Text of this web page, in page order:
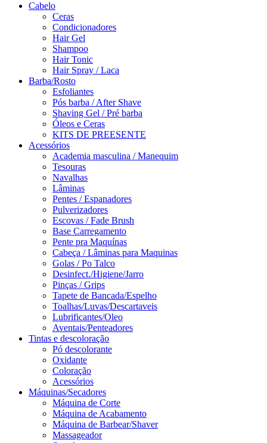
Cabelo
Ceras
Condicionadores
Hair Gel
Shampoo
Hair Tonic
Hair Spray / Laca
Barba/Rosto
Esfoliantes
Pós barba / After Shave
Shaving Gel / Pré barba
Óleos e Ceras
KITS DE PREESENTE
Acessórios
Academia masculina / Manequim
Tesouras
Navalhas
Lâminas
Pentes / Espanadores
Pulverizadores
Escovas / Fade Brush
Base Carregamento
Pente pra Maquínas
Cabeça / Lâminas para Maquinas
Golas / Po Talco
Desinfect./Higiene/Jarro
Pinças / Grips
Tapete de Bancada/Espelho
Toalhas/Luvas/Descartaveis
Lubrificantes/Oleo
Aventais/Penteadores
Tintas e descoloração
Pó descolorante
Oxidante
Coloração
Acessórios
Máquinas/Secadores
Máquina de Corte
Máquina de Acabamento
Máquina de Barbear/Shaver
Massageador